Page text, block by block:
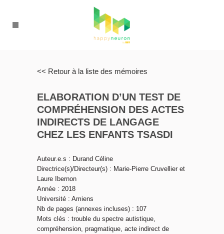
<< Retour à la liste des mémoires
ELABORATION D’UN TEST DE
COMPRÉHENSION DES ACTES
INDIRECTS DE LANGAGE
CHEZ LES ENFANTS TSASDI
Auteur.e.s : Durand Céline
Directrice(s)/Directeur(s) : Marie-Pierre Cruvellier et
Laure Ibernon
Année : 2018
Université : Amiens
Nb de pages (annexes incluses) : 107
Mots clés : trouble du spectre autistique,
compréhension, pragmatique, acte indirect de